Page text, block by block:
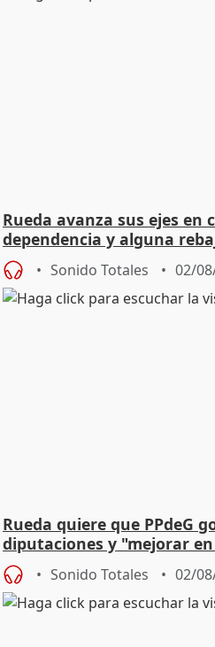
Rueda avanza sus ejes en
dependencia y alguna
vivienda
Sonido Totales 02/
Rueda quiere que PPdeG
diputaciones y "mejorar
ciudades
Sonido Totales 02/